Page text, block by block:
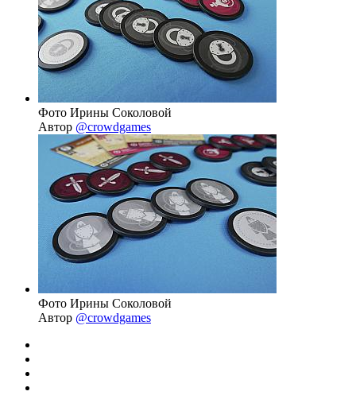
Фото Ирины Соколовой
Автор @crowdgames
Фото Ирины Соколовой
Автор @crowdgames